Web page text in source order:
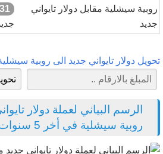
روبية سيشلية مقابل دولار تايواني
جديد
تحويل دولار تايواني جديد الى روبية
الرسم البياني لعملة دولار
روبية سيشلية في أخر 5 سنوات